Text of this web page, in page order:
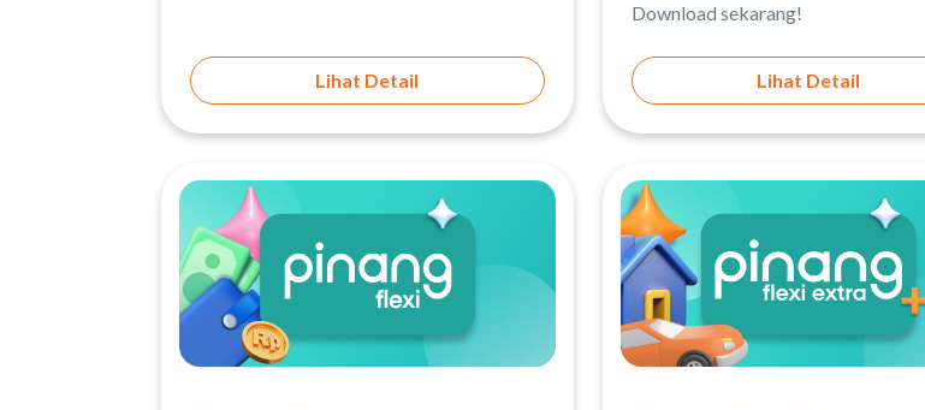
Lihat Detail
Download sekarang!
Lihat Detail